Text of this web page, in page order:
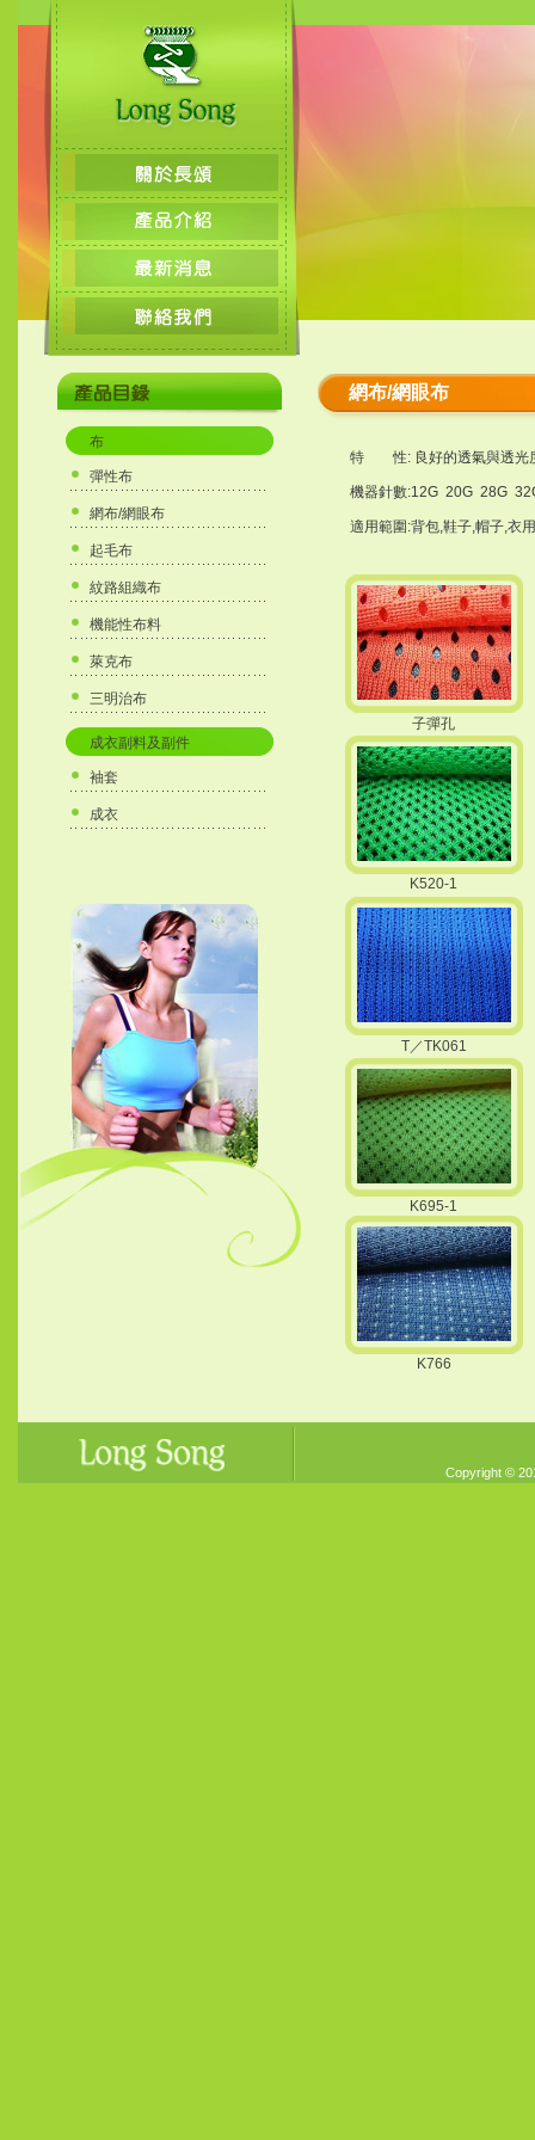
布
彈性布
網布/網眼布
起毛布
紋路組織布
機能性布料
萊克布
三明治布
成衣副料及副件
袖套
成衣
網布/網眼布
特 性: 良好的透氣與透光
機器針數:12G 20G 28G
適用範圍:背包,鞋子,帽子,衣
子彈孔
K520-1
T／TK061
K695-1
K766
Copyright ©